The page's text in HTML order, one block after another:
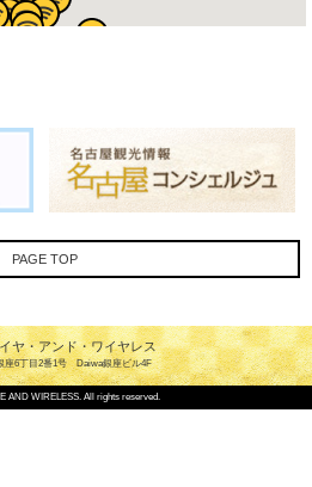
PAGE TOP
ヤ・アンド・ワイヤレス
座6丁目2番1号 Daiwa銀座ビル4F
AND WIRELESS. All rights reserved.